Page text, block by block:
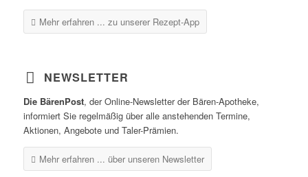
Mehr erfahren ... zu unserer Rezept-App
NEWSLETTER
Die BärenPost, der Online-Newsletter der Bären-Apotheke,
informiert Sie regelmäßig über alle anstehenden Termine,
Aktionen, Angebote und Taler-Prämien.
Mehr erfahren ... über unseren Newsletter